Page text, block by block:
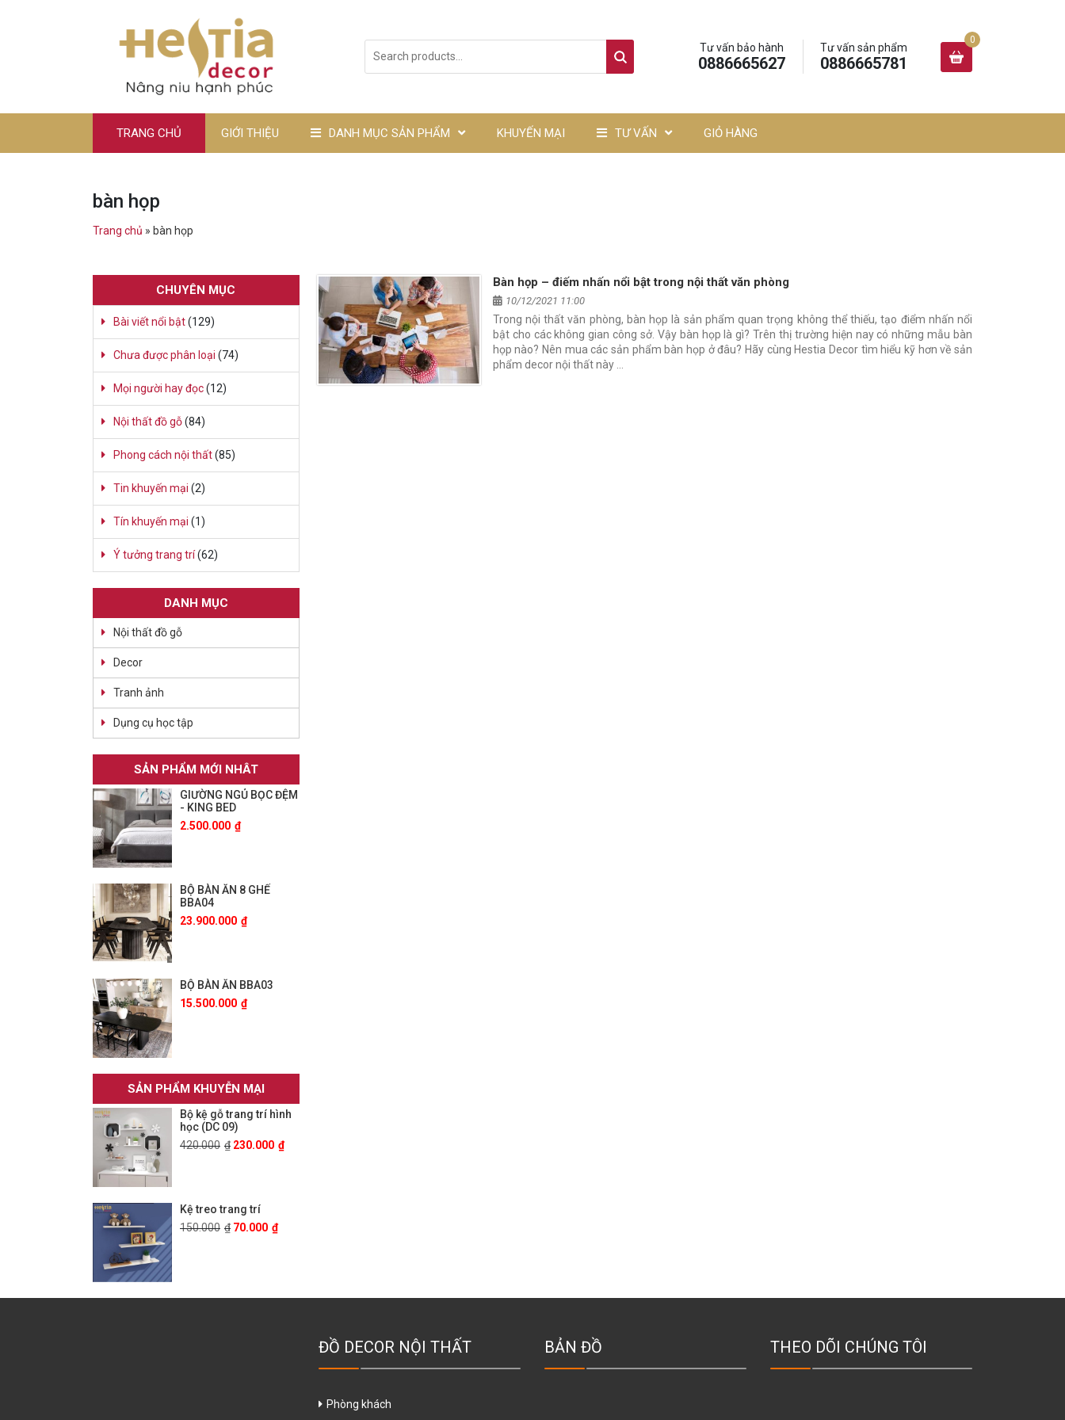
Tư vấn bảo hành
0886665627
Tư vấn sản phẩm
0886665781
TRANG CHỦ GIỚI THIỆU DANH MỤC SẢN PHẨM KHUYẾN MẠI TƯ VẤN GIỎ HÀNG
bàn họp
Trang chủ » bàn họp
Bàn họp – điếm nhấn nổi bật trong nội thất văn phòng
10/12/2021 11:00
Trong nội thất văn phòng, bàn họp là sản phẩm quan trọng không thể thiếu, tạo điểm nhấn nổi
bật cho các không gian công sở. Vậy bàn họp là gì? Trên thị trường hiện nay có những mẫu bàn
họp nào? Nên mua các sản phẩm bàn họp ở đâu? Hãy cùng Hestia Decor tìm hiểu kỹ hơn về sản
phẩm decor nội thất này …
CHUYÊN MỤC
Bài viết nổi bật(129)
Chưa được phân loại (74)
Mọi người hay đọc(12)
Nội thất đồ gỗ(84)
Phong cách nội thất(85)
Tin khuyến mại (2)
Tín khuyến mại (1)
Ý tưởng trang trí(62)
DANH MỤC
Nội thất đồ gỗ
Decor
Tranh ảnh
Dụng cụ học tập
SẢN PHẨM MỚI NHÂT
GIƯỜNG NGỦ BỌC ĐỆM
- KING BED
2.500.000 ₫
BỘ BÀN ĂN 8 GHẾ
BBA04
23.900.000 ₫
BỘ BÀN ĂN BBA03
15.500.000 ₫
SẢN PHẨM KHUYỄN MẠI
Bộ kệ gỗ trang trí hình
học (DC 09)
420.000 ₫ 230.000 ₫
Kệ treo trang trí
150.000 ₫ 70.000 ₫
ĐỒ DECOR NỘI THẤT
Phòng khách
BẢN ĐỒ THEO DÕI CHÚNG TÔI